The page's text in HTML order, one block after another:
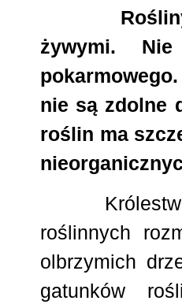
Rośliny,
żywymi.
nie są zdolne
roślin ma
Królestwo
roślinnych
olbrzymich
gatunków